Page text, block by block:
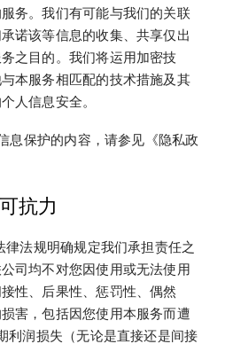
务。我们有可能与我们的关联
诺该等信息的收集、共享仅出
之目的。我们将运用加密技
本服务相匹配的技术措施及其
人信息安全。
息保护的内容，请参见《隐私政
抗力
律法规明确规定我们承担责任之
司均不对您因使用或无法使用
性、后果性、惩罚性、偶然
害，包括因您使用本服务而遭
利润损失（无论是直接还是间接